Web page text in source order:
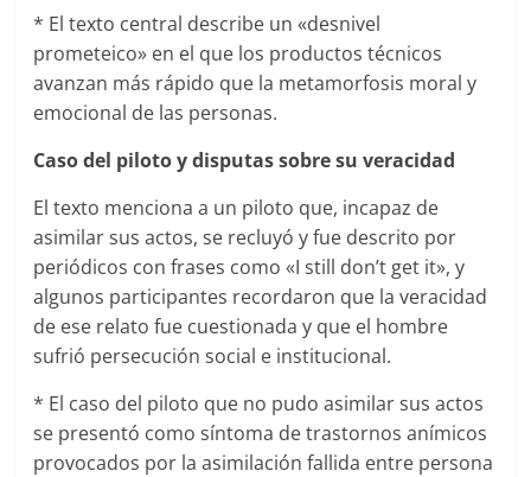
* El texto central describe un «desnivel
prometeico» en el que los productos técnicos
avanzan más rápido que la metamorfosis moral y
emocional de las personas.
Caso del piloto y disputas sobre su veracidad
El texto menciona a un piloto que, incapaz de
asimilar sus actos, se recluyó y fue descrito por
periódicos con frases como «I still don’t get it», y
algunos participantes recordaron que la veracidad
de ese relato fue cuestionada y que el hombre
sufrió persecución social e institucional.
* El caso del piloto que no pudo asimilar sus actos
se presentó como síntoma de trastornos anímicos
provocados por la asimilación fallida entre persona